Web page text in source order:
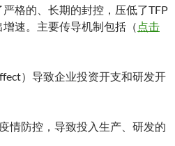
格的、长期的封控，压低了TFP
速。主要传导机制包括（ 点击
）导致企业投资开支和研发开
情防控，导致投入生产、研发的